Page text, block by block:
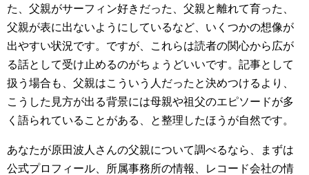
た、父親がサーフィン好きだった、父親と離れて育った、
父親が表に出ないようにしているなど、いくつかの想像が
出やすい状況です。ですが、これらは読者の関心から広が
る話として受け止めるのがちょうどいいです。記事として
扱う場合も、父親はこういう人だったと決めつけるより、
こうした見方が出る背景には母親や祖父のエピソードが多
く語られていることがある、と整理したほうが自然です。
あなたが原田波人さんの父親について調べるなら、まずは
公式プロフィール、所属事務所の情報、レコード会社の情